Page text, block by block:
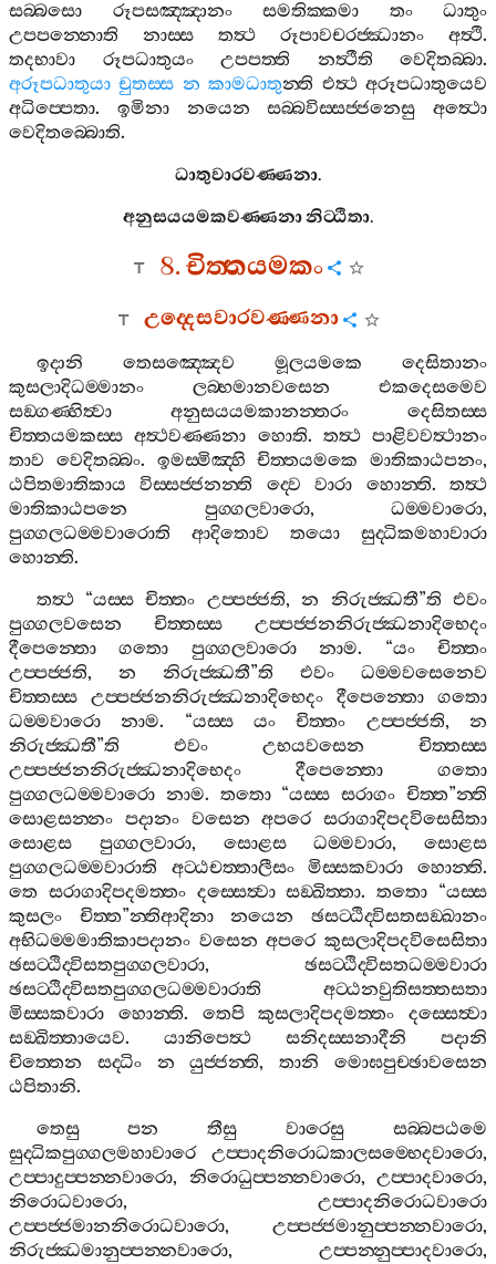
සබ‍්බසො
රූපසඤ‍්ඤානං සමතික‍්කමා තං
ධාතුං
උපපන‍්නොති
නාස‍්ස තත්‍ථ රූපාවචරජ‍්ඣානං අත්‍ථි.
තදභාවා
රූපධාතුයං උපපත‍්ති නත්‍ථීති වෙදිතබ‍්බා.
අරූපධාතුයා චුතස‍්ස න කාමධාතුන‍්ති එත්‍ථ අරූපධාතුයෙව
අධිප‍්පෙතා. ඉමිනා නයෙන සබ‍්බවිස‍්සජ‍්ජනෙසු
අත්‍ථො
වෙදිතබ‍්බොති.
ධාතුවාරවණ‍්ණනා.
අනුසයයමකවණ‍්ණනානිට‍්ඨිතා.
8.චිත‍්තයමකං
උද‍්දෙසවාරවණ‍්ණනා
ඉදානි තෙසඤ‍්ඤෙව මූලයමකෙ
දෙසිතානං
කුසලාදිධම‍්මානං
ලබ‍්භමානවසෙන
එකදෙසමෙව
සඞ‍්ගණ‍්හිත්‍වා
අනුසයයමකානන‍්තරං
දෙසිතස‍්ස
චිත‍්තයමකස‍්ස අත්‍ථවණ‍්ණනා හොති. තත්‍ථ පාළිවවත්‍ථානං
තාව
වෙදිතබ‍්බං. ඉමස‍්මිඤ‍්හි චිත‍්තයමකෙ මාතිකාඨපනං,
ඨපිතමාතිකාය
විස‍්සජ‍්ජනන‍්ති ද‍්වෙ වාරා හොන‍්ති.තත්‍ථ
මාතිකාඨපනෙ
පුග‍්ගලවාරො, ධම‍්මවාරො,
පුග‍්ගලධම‍්මවාරොති
ආදිතොව තයො
සුද‍්ධිකමහාවාරා
හොන‍්ති.
තත්‍ථ“යස‍්ස චිත‍්තං උප‍්පජ‍්ජති,න නිරුජ‍්ඣතී”ති එවං
පුග‍්ගලවසෙන
චිත‍්තස‍්ස
උප‍්පජ‍්ජනනිරුජ‍්ඣනාදිභෙදං
දීපෙන‍්තො
ගතො පුග‍්ගලවාරො නාම. “යං
චිත‍්තං
උප‍්පජ‍්ජති, න නිරුජ‍්ඣතී”ති එවං
ධම‍්මවසෙනෙව
චිත‍්තස‍්ස
උප‍්පජ‍්ජනනිරුජ‍්ඣනාදිභෙදං දීපෙන‍්තො
ගතො
ධම‍්මවාරො
නාම. “යස‍්ස යං චිත‍්තං උප‍්පජ‍්ජති,න
නිරුජ‍්ඣතී”ති එවං උභයවසෙන
චිත‍්තස‍්ස
උප‍්පජ‍්ජනනිරුජ‍්ඣනාදිභෙදං
දීපෙන‍්තො
ගතො
පුග‍්ගලධම‍්මවාරො නාම. තතො“යස‍්ස සරාගං චිත‍්ත”න‍්ති
සොළසන‍්නං පදානං වසෙන අපරෙ සරාගාදිපදවිසෙසිතා
සොළස
පුග‍්ගලවාරා, සොළස ධම‍්මවාරා, සොළස
පුග‍්ගලධම‍්මවාරාති
අට‍්ඨචත‍්තාලීසං මිස‍්සකවාරා හොන‍්ති.
තෙ සරාගාදිපදමත‍්තං දස‍්සෙත්‍වා සඞ‍්ඛිත‍්තා.තතො “යස‍්ස
කුසලං
චිත‍්ත”න‍්තිආදිනා නයෙන
ඡසට‍්ඨිද‍්විසතසඞ‍්ඛානං
අභිධම‍්මමාතිකාපදානං වසෙන අපරෙ කුසලාදිපදවිසෙසිතා
ඡසට‍්ඨිද‍්විසතපුග‍්ගලවාරා, ඡසට‍්ඨිද‍්විසතධම‍්මවාරා
ඡසට‍්ඨිද‍්විසතපුග‍්ගලධම‍්මවාරාති
අට‍්ඨනවුතිසත‍්තසතා
මිස‍්සකවාරා
හොන‍්ති. තෙපි කුසලාදිපදමත‍්තං
දස‍්සෙත්‍වා
සඞ‍්ඛිත‍්තායෙව. යානිපෙත්‍ථ සනිදස‍්සනාදීනි
පදානි
චිත‍්තෙන
සද‍්ධිං න යුජ‍්ජන‍්ති,තානි
මොඝපුච‍්ඡාවසෙන
ඨපිතානි.
තෙසු
පන තීසු වාරෙසු
සබ‍්බපඨමෙ
සුද‍්ධිකපුග‍්ගලමහාවාරෙ
උප‍්පාදනිරොධකාලසම‍්භෙදවාරො,
උප‍්පාදුප‍්පන‍්නවාරො, නිරොධුප‍්පන‍්නවාරො, උප‍්පාදවාරො,
නිරොධවාරො, උප‍්පාදනිරොධවාරො
උප‍්පජ‍්ජමානනිරොධවාරො, උප‍්පජ‍්ජමානුප‍්පන‍්නවාරො,
නිරුජ‍්ඣමානුප‍්පන‍්නවාරො, උප‍්පන‍්නුප‍්පාදවාරො,